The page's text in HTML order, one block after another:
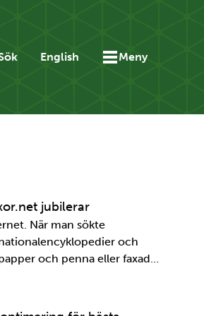
English Meny
jubilerar
När man sökte
och
och penna eller faxade
fram snabbt. Det är inte
på SKB är det …